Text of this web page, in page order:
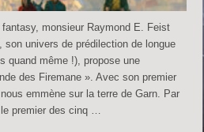
fantasy, monsieur Raymond E. Feist
son univers de prédilection de longue
quand même !), propose une
des Firemane ». Avec son premier
emmène sur la terre de Garn. Par
premier des cinq …